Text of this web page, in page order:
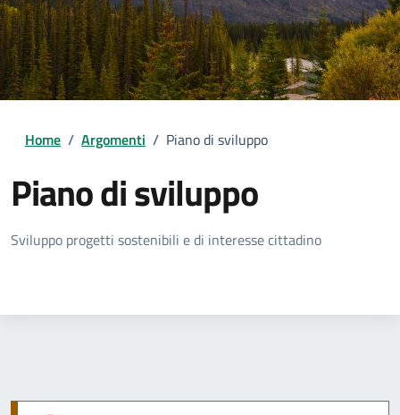
Home / Argomenti / Piano di sviluppo
Piano di sviluppo
Dettagli della notizia
Sviluppo progetti sostenibili e di interesse cittadino